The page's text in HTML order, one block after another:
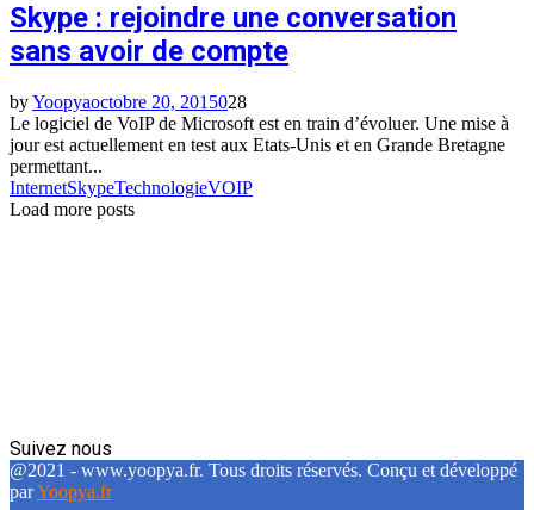
Skype : rejoindre une conversation
sans avoir de compte
byYoopyaoctobre 20, 2015028
Le logiciel de VoIP de Microsoft est en train d’évoluer. Une mise à
jour est actuellement en test aux Etats-Unis et en Grande Bretagne
permettant...
InternetSkypeTechnologieVOIP
Load more posts
Suivez nous
Facebook
Twitter
Linkedin
@2021 - www.yoopya.fr. Tous droits réservés. Conçu et développé
parYoopya.fr